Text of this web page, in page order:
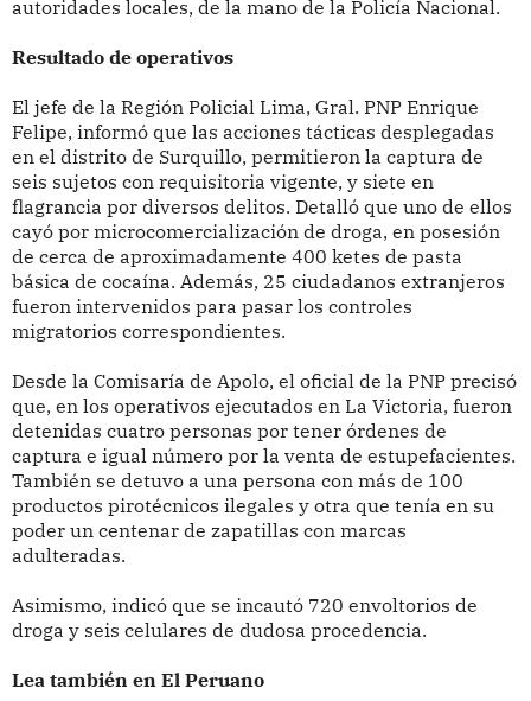
autoridades locales, de la mano de la Policía Nacional.
Resultado de operativos
El jefe de la Región Policial Lima, Gral. PNP Enrique
Felipe, informó que las acciones tácticas desplegadas
en el distrito de Surquillo, permitieron la captura de
seis sujetos con requisitoria vigente, y siete en
flagrancia por diversos delitos. Detalló que uno de ellos
cayó por microcomercialización de droga, en posesión
de cerca de aproximadamente 400 ketes de pasta
básica de cocaína. Además, 25 ciudadanos extranjeros
fueron intervenidos para pasar los controles
migratorios correspondientes.
Desde la Comisaría de Apolo, el oficial de la PNP precisó
que, en los operativos ejecutados en La Victoria, fueron
detenidas cuatro personas por tener órdenes de
captura e igual número por la venta de estupefacientes.
También se detuvo a una persona con más de 100
productos pirotécnicos ilegales y otra que tenía en su
poder un centenar de zapatillas con marcas
adulteradas.
Asimismo, indicó que se incautó 720 envoltorios de
droga y seis celulares de dudosa procedencia.
Lea también en El Peruano